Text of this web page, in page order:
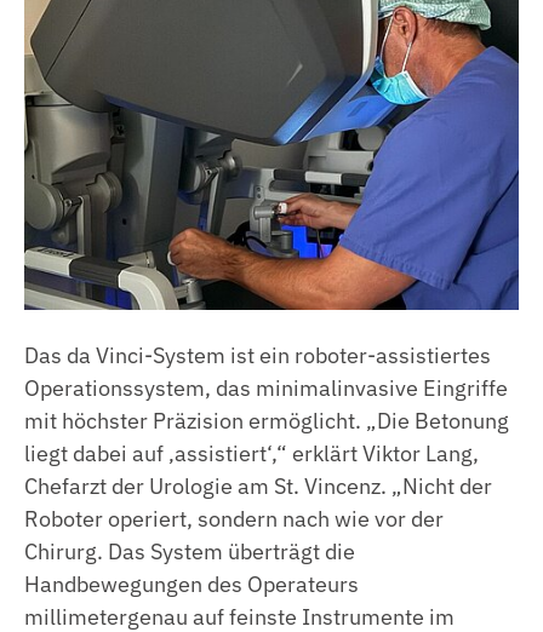
PALS Kurse
HeartCode BLS Kurse
NIV Kurse
Innerbetriebliche Fortbildungen
Pharmazeutisch-Kaufmännischer
Fachangestellter
Medizinischer Fachangestellter
Kaufleute im Gesundheitswesen
Kaufleute für Büromanagement
Elektronikerin |Elektroniker
Anlagenmechanikerin | Anlagenmechaniker
Fachlageristin | Fachlagerist
Köchin | Koch
Jahrespraktikum
Das da Vinci-System ist ein roboter-assistiertes
Operationssystem, das minimalinvasive Eingriffe
mit höchster Präzision ermöglicht. „Die Betonung
liegt dabei auf ‚assistiert‘,“ erklärt Viktor Lang,
Chefarzt der Urologie am St. Vincenz. „Nicht der
Roboter operiert, sondern nach wie vor der
Chirurg. Das System überträgt die
Handbewegungen des Operateurs
millimetergenau auf feinste Instrumente im